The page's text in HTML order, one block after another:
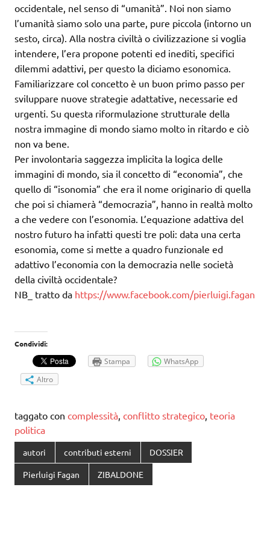
occidentale, nel senso di “umanità”. Noi non siamo
l’umanità siamo solo una parte, pure piccola (intorno un
sesto, circa). Alla nostra civiltà o civilizzazione si voglia
intendere, l’era propone potenti ed inediti, specifici
dilemmi adattivi, per questo la diciamo esonomica.
Familiarizzare col concetto è un buon primo passo per
sviluppare nuove strategie adattative, necessarie ed
urgenti. Su questa riformulazione strutturale della
nostra immagine di mondo siamo molto in ritardo e ciò
non va bene.
Per involontaria saggezza implicita la logica delle
immagini di mondo, sia il concetto di “economia”, che
quello di “isonomia” che era il nome originario di quella
che poi si chiamerà “democrazia”, hanno in realtà molto
a che vedere con l’esonomia. L’equazione adattiva del
nostro futuro ha infatti questi tre poli: data una certa
esonomia, come si mette a quadro funzionale ed
adattivo l’economia con la democrazia nelle società
della civiltà occidentale?
NB_ tratto da https://www.facebook.com/pierluigi.fagan
Condividi:
Stampa
WhatsApp
Altro
taggato con complessità conflitto strategico teoria
politica
autori contributi esterni DOSSIER
Pierluigi Fagan ZIBALDONE